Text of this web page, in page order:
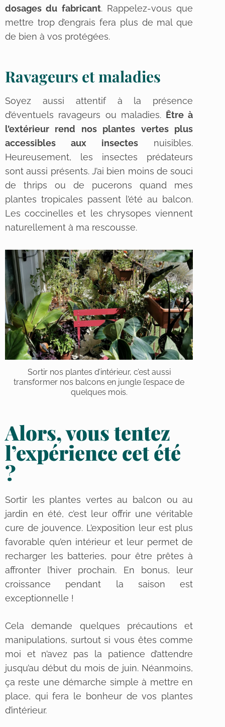
dosages du fabricant. Rappelez-vous que
mettre trop d’engrais fera plus de mal que
de bien à vos protégées.
Ravageurs et maladies
Soyez aussi attentif à la présence
d’éventuels ravageurs ou maladies. Être à
l’extérieur rend nos plantes vertes plus
accessibles aux insectes nuisibles.
Heureusement, les insectes prédateurs
sont aussi présents. J’ai bien moins de souci
de thrips ou de pucerons quand mes
plantes tropicales passent l’été au balcon.
Les coccinelles et les chrysopes viennent
naturellement à ma rescousse.
Sortir nos plantes d’intérieur, c’est aussi
transformer nos balcons en jungle l’espace de
quelques mois.
Alors, vous tentez
l’expérience cet été
?
Sortir les plantes vertes au balcon ou au
jardin en été, c’est leur offrir une véritable
cure de jouvence. L’exposition leur est plus
favorable qu’en intérieur et leur permet de
recharger les batteries, pour être prêtes à
affronter l’hiver prochain. En bonus, leur
croissance pendant la saison est
exceptionnelle !
Cela demande quelques précautions et
manipulations, surtout si vous êtes comme
moi et n’avez pas la patience d’attendre
jusqu’au début du mois de juin. Néanmoins,
ça reste une démarche simple à mettre en
place, qui fera le bonheur de vos plantes
d’intérieur.